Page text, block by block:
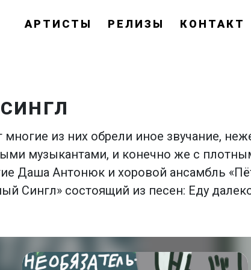
АРТИСТЫ РЕЛИЗЫ КОНТАКТ
из них обрели иное звучание,
музыкантами, и конечно же с
Даша Антонюк и хоровой ансамбль
Сингл» состоящий из песен: Еду